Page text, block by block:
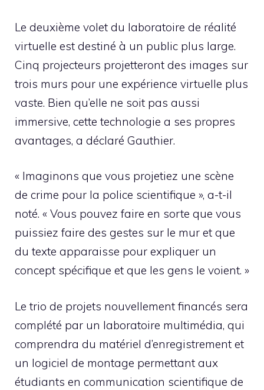
Le deuxième volet du laboratoire de réalité
virtuelle est destiné à un public plus large.
Cinq projecteurs projetteront des images sur
trois murs pour une expérience virtuelle plus
vaste. Bien qu’elle ne soit pas aussi
immersive, cette technologie a ses propres
avantages, a déclaré Gauthier.
« Imaginons que vous projetiez une scène
de crime pour la police scientifique », a-t-il
noté. « Vous pouvez faire en sorte que vous
puissiez faire des gestes sur le mur et que
du texte apparaisse pour expliquer un
concept spécifique et que les gens le voient. »
Le trio de projets nouvellement financés sera
complété par un laboratoire multimédia, qui
comprendra du matériel d’enregistrement et
un logiciel de montage permettant aux
étudiants en communication scientifique de